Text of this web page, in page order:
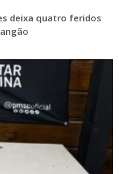
deixa quatro feridos